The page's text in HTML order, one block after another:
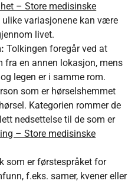
– Store medisinske
ulike variasjonene kan være
livet.
Tolkingen foregår ved at
fra en annen lokasjon, mens
legen er i samme rom.
som er hørselshemmet
Kategorien rommer de
nedsettelse til de som er
– Store medisinske
som er førstespråket for
f.eks. samer, kvener eller